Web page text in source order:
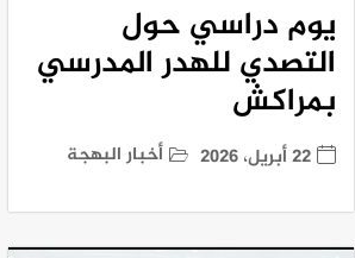
يوم دراسي حول
التصدي للهدر المدرسي
بمراكش
22 أبريل، 2026 أخبار البهجة